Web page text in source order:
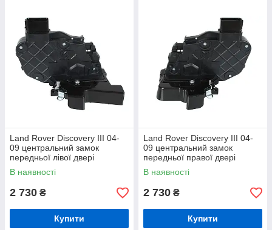
Land Rover Discovery III 04-
09 центральний замок
передньої лівої двері
В наявності
2 730 ₴
Купити
Land Rover Discovery III 04-
09 центральний замок
передньої правої двері
В наявності
2 730 ₴
Купити